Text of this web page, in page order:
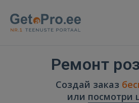
Ремонт
Создай заказ
или посмотри